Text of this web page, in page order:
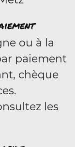
ou à la
paiement
chèque
les